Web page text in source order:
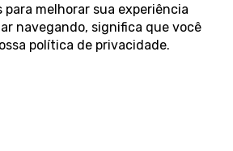
para melhorar sua experiência
navegando, significa que você
política de privacidade.